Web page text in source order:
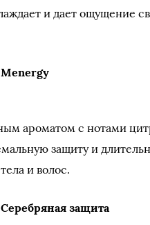
и дает ощущение
Menergy
ароматом с нотами
защиту и
и волос.
Серебряная защита